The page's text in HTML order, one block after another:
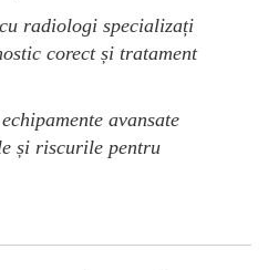
radiologi specializați
corect și tratament
avansate
și riscurile pentru